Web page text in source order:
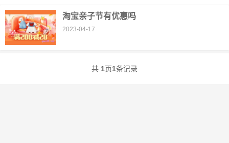
淘宝亲子节有优惠吗
2023-04-17
共 1页1条记录